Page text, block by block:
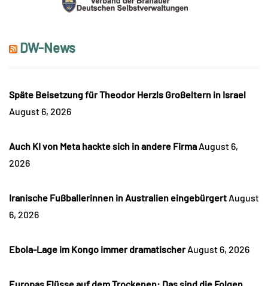
DW-News
Späte Beisetzung für Theodor Herzls Großeltern in Israel
August 6, 2026
Auch KI von Meta hackte sich in andere Firma August 6,
2026
Iranische Fußballerinnen in Australien eingebürgert August
6, 2026
Ebola-Lage im Kongo immer dramatischer August 6, 2026